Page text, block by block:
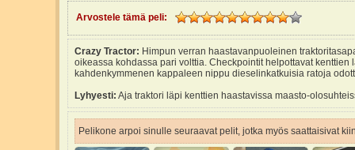
Arvostele tämä peli:
Crazy Tractor: Himpun verran haastavanpuoleinen
oikeassa kohdassa pari volttia. Checkpointit helpottavat
kahdenkymmenen kappaleen nippu dieselinkatkuisia ratoja
Lyhyesti: Aja traktori läpi kenttien haastavissa maasto-
Pelikone arpoi sinulle seuraavat pelit, jotka myös saattaisivat